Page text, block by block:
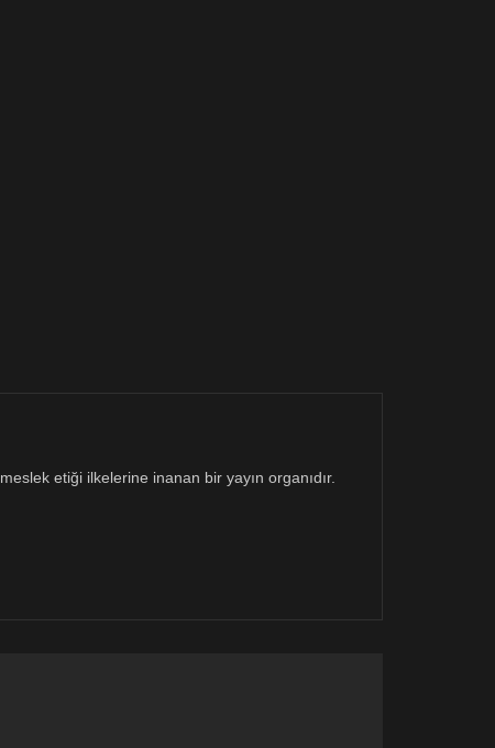
etiği ilkelerine inanan bir yayın organıdır.